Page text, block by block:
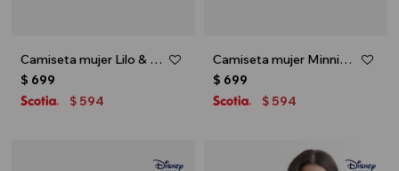
Camiseta mujer Lilo & Stitch - Lavanda
$ 699
$ 594
Camiseta mujer Minnie - Negro
$ 699
$ 594